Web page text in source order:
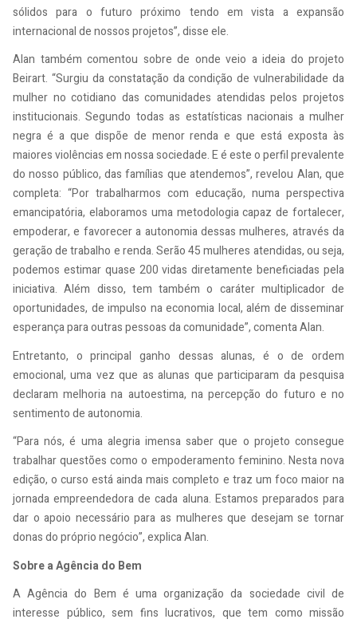
sólidos para o futuro próximo tendo em vista a expansão
internacional de nossos projetos”, disse ele.
Alan também comentou sobre de onde veio a ideia do projeto
Beirart. “Surgiu da constatação da condição de vulnerabilidade da
mulher no cotidiano das comunidades atendidas pelos projetos
institucionais. Segundo todas as estatísticas nacionais a mulher
negra é a que dispõe de menor renda e que está exposta às
maiores violências em nossa sociedade. E é este o perfil prevalente
do nosso público, das famílias que atendemos”, revelou Alan, que
completa: “Por trabalharmos com educação, numa perspectiva
emancipatória, elaboramos uma metodologia capaz de fortalecer,
empoderar, e favorecer a autonomia dessas mulheres, através da
geração de trabalho e renda. Serão 45 mulheres atendidas, ou seja,
podemos estimar quase 200 vidas diretamente beneficiadas pela
iniciativa. Além disso, tem também o caráter multiplicador de
oportunidades, de impulso na economia local, além de disseminar
esperança para outras pessoas da comunidade”, comenta Alan.
Entretanto, o principal ganho dessas alunas, é o de ordem
emocional, uma vez que as alunas que participaram da pesquisa
declaram melhoria na autoestima, na percepção do futuro e no
sentimento de autonomia.
“Para nós, é uma alegria imensa saber que o projeto consegue
trabalhar questões como o empoderamento feminino. Nesta nova
edição, o curso está ainda mais completo e traz um foco maior na
jornada empreendedora de cada aluna. Estamos preparados para
dar o apoio necessário para as mulheres que desejam se tornar
donas do próprio negócio”, explica Alan.
Sobre a Agência do Bem
A Agência do Bem é uma organização da sociedade civil de
interesse público, sem fins lucrativos, que tem como missão